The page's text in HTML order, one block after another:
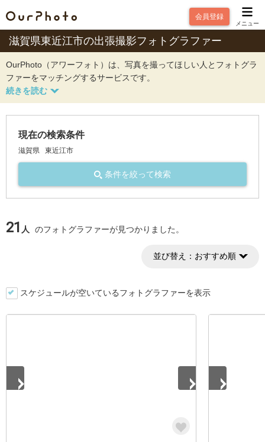
会員登録
メニュー
滋賀県東近江市の出張撮影フォトグラファー
OurPhoto（アワーフォト）は、写真を撮ってほしい人とフォトグラ
ファーをマッチングするサービスです。
現在の検索条件
滋賀県 東近江市
条件を絞って検索
21 人 のフォトグラファーが見つかりました。
並び替え： おすすめ順
スケジュールが空いているフォトグラファーを表示